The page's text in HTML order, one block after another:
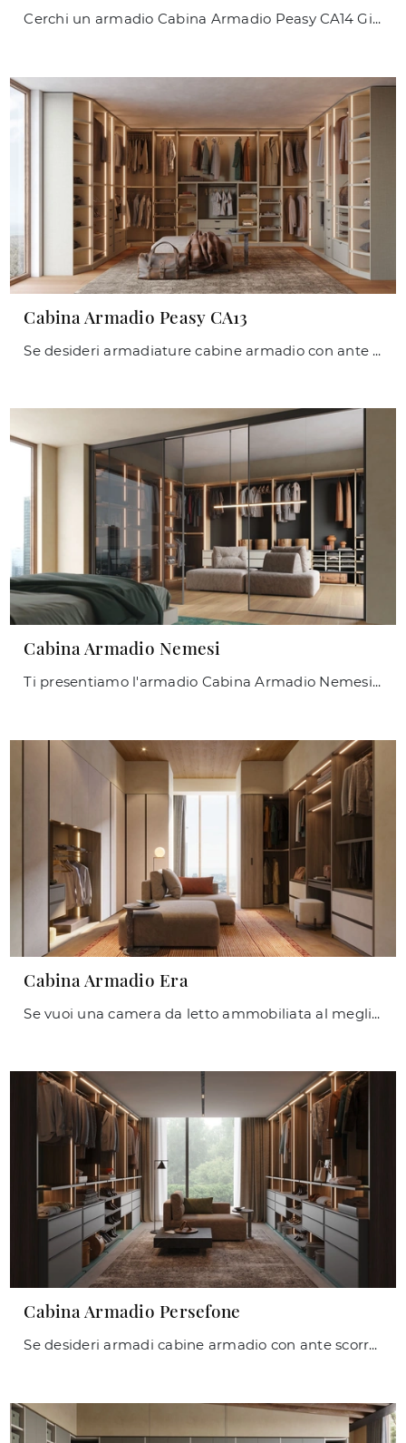
Cerchi un armadio Cabina Armadio Peasy CA14 Giessegi? Clicca subito! Gli armadi cabine armadio con ante scorrevoli ti attendono.
Cabina Armadio Peasy CA13
Se desideri armadiature cabine armadio con ante scorrevoli, clicca e scopri l'armadio Cabina Armadio Peasy CA13 di Giessegi in melaminico.
Cabina Armadio Nemesi
Ti presentiamo l'armadio Cabina Armadio Nemesi in melaminico di Giessegi! Una ricca gamma di armadi cabine armadio con ante scorrevoli.
Cabina Armadio Era
Se vuoi una camera da letto ammobiliata al meglio, scegli l'armadio Cabina Armadio Era con ante battenti di Giessegi!
Cabina Armadio Persefone
Se desideri armadi cabine armadio con ante scorrevoli, clicca e scopri l'armadio Cabina Armadio Persefone di Giessegi in laccato opaco.